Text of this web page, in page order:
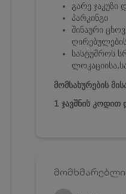
გარე ჯაკუზი
პარკინგი
შინაური
სასტუმროს
მომსახურების
1 ჯავშნის კოდით